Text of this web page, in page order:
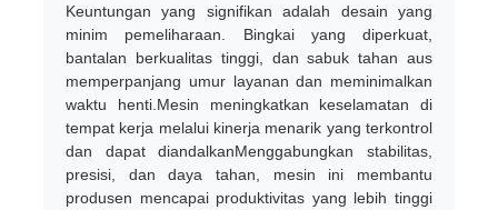
mesin ekstrusi pengupasan
Keuntungan yang signifikan adalah desain yang
minim pemeliharaan. Bingkai yang diperkuat,
bantalan berkualitas tinggi, dan sabuk tahan aus
memperpanjang umur layanan dan meminimalkan
waktu henti.Mesin meningkatkan keselamatan di
tempat kerja melalui kinerja menarik yang terkontrol
dan dapat diandalkanMenggabungkan stabilitas,
presisi, dan daya tahan, mesin ini membantu
produsen mencapai produktivitas yang lebih tinggi